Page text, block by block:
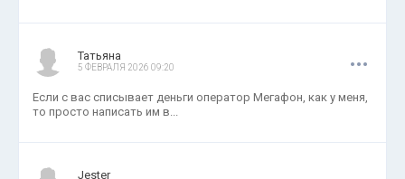
Татьяна
5 ФЕВРАЛЯ 2026 09:20 ...
Если с вас списывает деньги оператор Мегафон, как у меня,
то просто написать им в...
Jester